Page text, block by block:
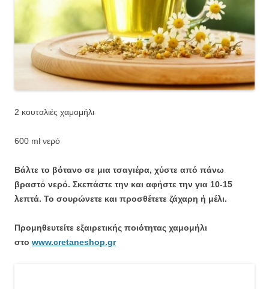
2 κουταλιές χαμομήλι
600 ml νερό
Βάλτε το βότανο σε μια τσαγιέρα, χύστε από πάνω
βραστό νερό. Σκεπάστε την και αφήστε την για 10-15
λεπτά. Το σουρώνετε και προσθέτετε ζάχαρη ή μέλι.
Προμηθευτείτε εξαιρετικής ποιότητας χαμομήλι
στο www.cretaneshop.gr